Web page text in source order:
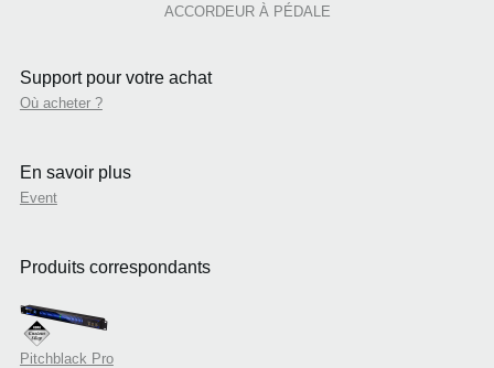
ACCORDEUR À PÉDALE
Support pour votre achat
Où acheter ?
En savoir plus
Event
Produits correspondants
Pitchblack Pro